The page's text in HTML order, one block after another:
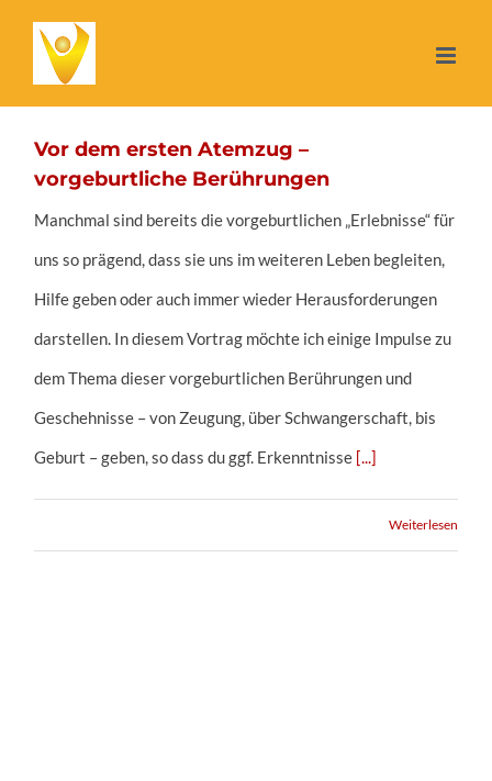
Vor dem ersten Atemzug –
vorgeburtliche Berührungen
Manchmal sind bereits die vorgeburtlichen „Erlebnisse“ für
uns so prägend, dass sie uns im weiteren Leben begleiten,
Hilfe geben oder auch immer wieder Herausforderungen
darstellen. In diesem Vortrag möchte ich einige Impulse zu
dem Thema dieser vorgeburtlichen Berührungen und
Geschehnisse – von Zeugung, über Schwangerschaft, bis
Geburt – geben, so dass du ggf. Erkenntnisse [...]
Weiterlesen